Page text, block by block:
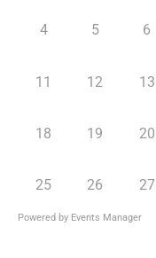
4 5 6
11 12 13
18 19 20
25 26 27
Powered by Events Manager